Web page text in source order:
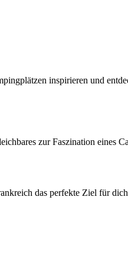
inspirieren und
zur Faszination eines
das perfekte Ziel für